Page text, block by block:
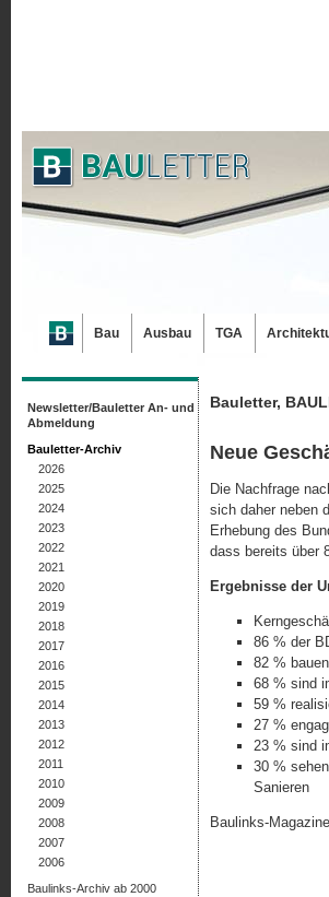
Bauletter,
Neue
Die Nachfrage
sich daher neben
Erhebung des
dass bereits über
Ergebnisse der
86 % der
82 %
68 % sind
59 %
27 %
23 % sind
30 %
Sanieren
Baulinks-
Newsletter/Bauletter An- und
Abmeldung
Bauletter-Archiv
2026
2025
2024
2023
2022
2021
2020
2019
2018
2017
2016
2015
2014
2013
2012
2011
2010
2009
2008
2007
2006
Baulinks-Archiv ab 2000
Bau Ausbau TGA